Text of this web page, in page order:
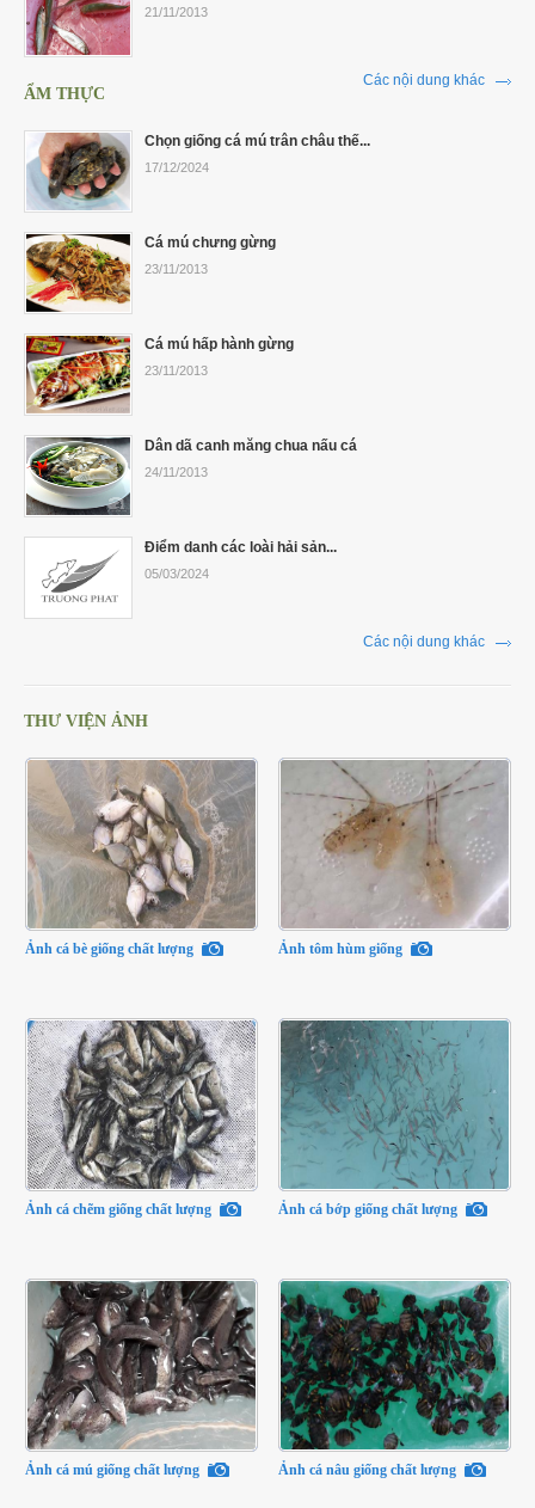
21/11/2013
Các nội dung khác
ẨM THỰC
Chọn giống cá mú trân châu thế...
17/12/2024
Cá mú chưng gừng
23/11/2013
Cá mú hấp hành gừng
23/11/2013
Dân dã canh măng chua nấu cá
24/11/2013
Điểm danh các loài hải sản...
05/03/2024
Các nội dung khác
THƯ VIỆN ẢNH
Ảnh cá bè giống chất lượng Ảnh tôm hùm giống
Ảnh cá chẽm giống chất lượng Ảnh cá bớp giống chất lượng
Ảnh cá mú giống chất lượng Ảnh cá nâu giống chất lượng